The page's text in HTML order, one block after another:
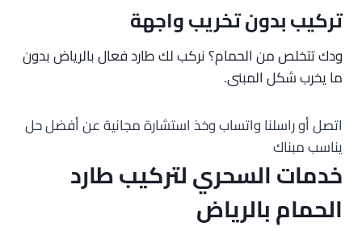
تركيب بدون تخريب واجهة
ودك تتخلص من الحمام؟ نركب لك طارد فعال بالرياض بدون
ما يخرب شكل المبنى.
اتصل أو راسلنا واتساب وخذ استشارة مجانية عن أفضل حل
يناسب مبناك
خدمات السحري لتركيب طارد
الحمام بالرياض